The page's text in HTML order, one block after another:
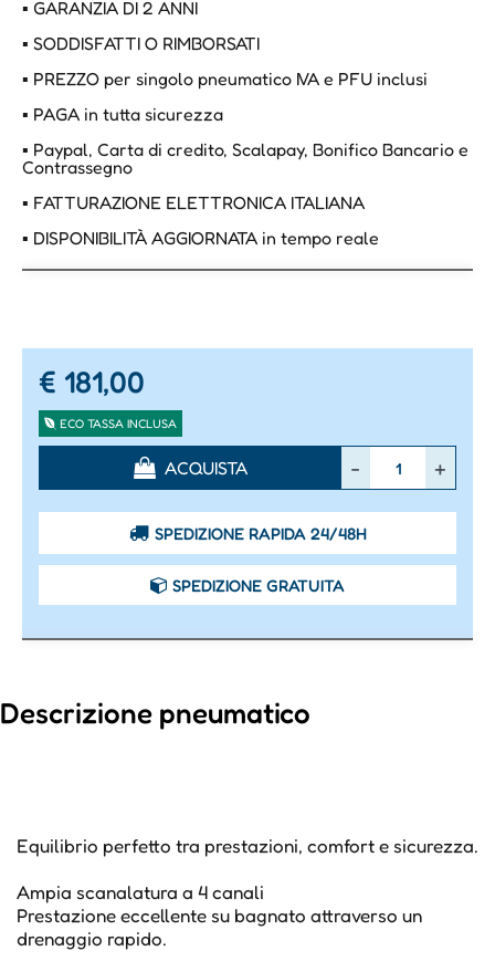
▪ GARANZIA DI 2 ANNI
▪ SODDISFATTI O RIMBORSATI
▪ PREZZO per singolo pneumatico IVA e PFU inclusi
▪ PAGA in tutta sicurezza
▪ Paypal, Carta di credito, Scalapay, Bonifico Bancario e
Contrassegno
▪ FATTURAZIONE ELETTRONICA ITALIANA
▪ DISPONIBILITÀ AGGIORNATA in tempo reale
€ 181,00
ECO TASSA INCLUSA
ACQUISTA
SPEDIZIONE RAPIDA 24/48H
SPEDIZIONE GRATUITA
Descrizione pneumatico
Equilibrio perfetto tra prestazioni, comfort e sicurezza.
Ampia scanalatura a 4 canali
Prestazione eccellente su bagnato attraverso un
drenaggio rapido.